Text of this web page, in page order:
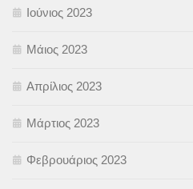
Ιούνιος 2023
Μάιος 2023
Απρίλιος 2023
Μάρτιος 2023
Φεβρουάριος 2023